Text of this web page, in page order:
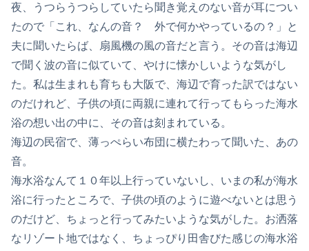
夜、うつらうつらしていたら聞き覚えのない音が耳につい
たので「これ、なんの音？ 外で何かやっているの？」と
夫に聞いたらば、扇風機の風の音だと言う。その音は海辺
で聞く波の音に似ていて、やけに懐かしいような気がし
た。私は生まれも育ちも大阪で、海辺で育った訳ではない
のだけれど、子供の頃に両親に連れて行ってもらった海水
浴の想い出の中に、その音は刻まれている。
海辺の民宿で、薄っぺらい布団に横たわって聞いた、あの
音。
海水浴なんて１０年以上行っていないし、いまの私が海水
浴に行ったところで、子供の頃のように遊べないとは思う
のだけど、ちょっと行ってみたいような気がした。お洒落
なリゾート地ではなく、ちょっぴり田舎びた感じの海水浴